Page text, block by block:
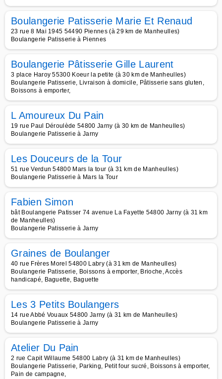
Boulangerie Patisserie Marie Et Renaud
23 rue 8 Mai 1945 54490 Piennes (à 29 km de Manheulles)
Boulangerie Patisserie à Piennes
Boulangerie Pâtisserie Gille Laurent
3 place Haroy 55300 Koeur la petite (à 30 km de Manheulles)
Boulangerie Patisserie, Livraison à domicile, Pâtisserie sans gluten,
Boissons à emporter,
L Amoureux Du Pain
19 rue Paul Déroulède 54800 Jarny (à 30 km de Manheulles)
Boulangerie Patisserie à Jarny
Les Douceurs de la Tour
51 rue Verdun 54800 Mars la tour (à 31 km de Manheulles)
Boulangerie Patisserie à Mars la Tour
Fabien Simon
bât Boulangerie Patisser 74 avenue La Fayette 54800 Jarny (à 31 km
de Manheulles)
Boulangerie Patisserie à Jarny
Graines de Boulanger
40 rue Frères Morel 54800 Labry (à 31 km de Manheulles)
Boulangerie Patisserie, Boissons à emporter, Brioche, Accès
handicapé, Baguette, Baguette
Les 3 Petits Boulangers
14 rue Abbé Vouaux 54800 Jarny (à 31 km de Manheulles)
Boulangerie Patisserie à Jarny
Atelier Du Pain
2 rue Capit Willaume 54800 Labry (à 31 km de Manheulles)
Boulangerie Patisserie, Parking, Petit four sucré, Boissons à emporter,
Pain de campagne,